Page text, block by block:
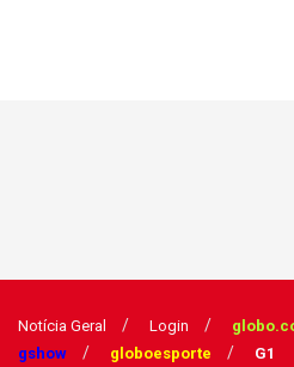
Notícia Geral Login
gshow
globoesporte G1